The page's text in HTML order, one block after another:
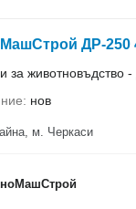
ДР-250
за животновъдство -
нов
м. Черкаси